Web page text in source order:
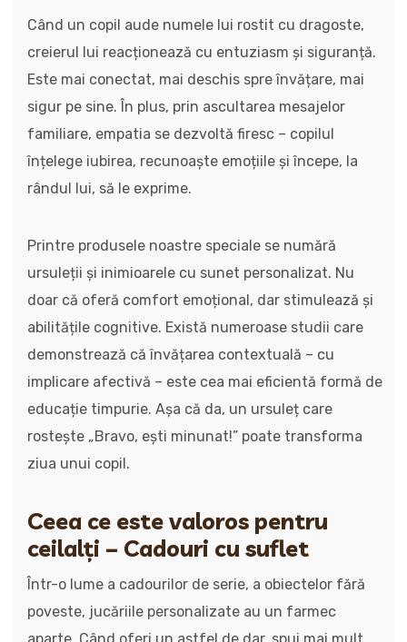
Când un copil aude numele lui rostit cu dragoste,
creierul lui reacționează cu entuziasm și siguranță.
Este mai conectat, mai deschis spre învățare, mai
sigur pe sine. În plus, prin ascultarea mesajelor
familiare, empatia se dezvoltă firesc – copilul
înțelege iubirea, recunoaște emoțiile și începe, la
rândul lui, să le exprime.
Printre produsele noastre speciale se numără
ursuleții și inimioarele cu sunet personalizat. Nu
doar că oferă comfort emoțional, dar stimulează și
abilitățile cognitive. Există numeroase studii care
demonstrează că învățarea contextuală – cu
implicare afectivă – este cea mai eficientă formă de
educație timpurie. Așa că da, un ursuleț care
rostește „Bravo, ești minunat!” poate transforma
ziua unui copil.
Ceea ce este valoros pentru
ceilalți – Cadouri cu suflet
Într-o lume a cadourilor de serie, a obiectelor fără
poveste, jucăriile personalizate au un farmec